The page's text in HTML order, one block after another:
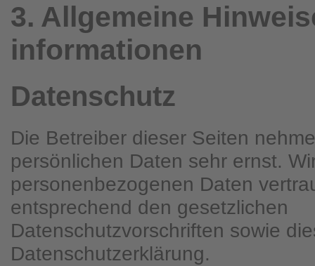
3. Allgemeine
informationen
Datenschutz
Die Betreiber dieser Seiten
persönlichen Daten sehr ernst.
personenbezogenen Daten
entsprechend den gesetzlichen
Datenschutzvorschriften sowie
Datenschutzerklärung.